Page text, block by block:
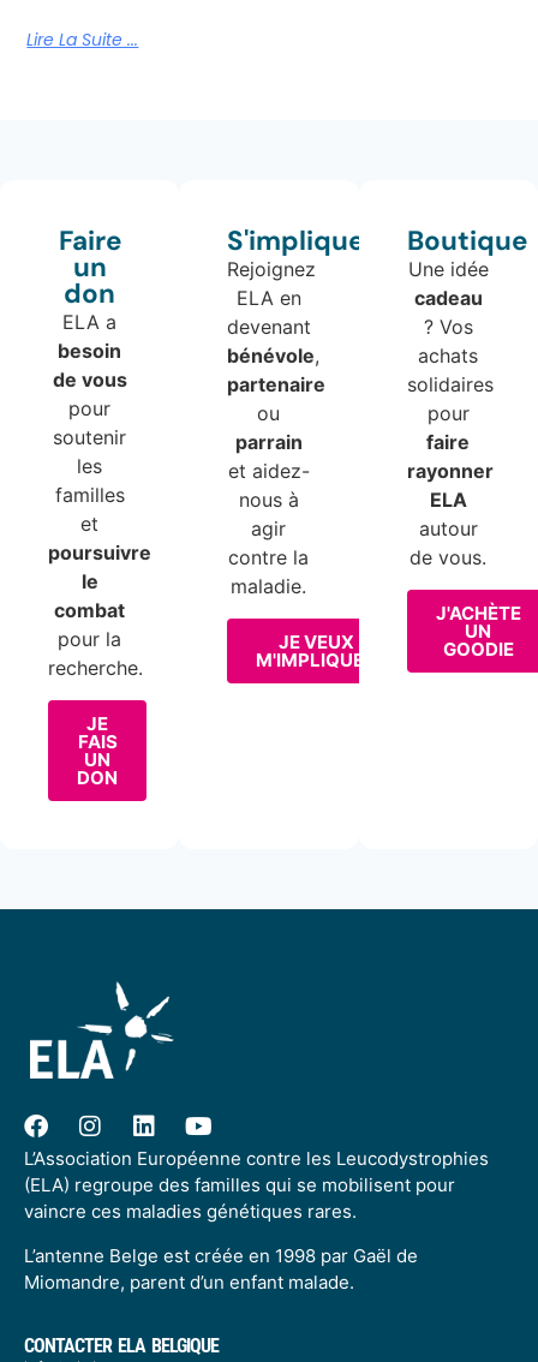
Lire La Suite ...
Faire
un
don
ELA a
besoin
de vous
pour
soutenir
les
familles
et
poursuivre
le
combat
pour la
recherche.
JE
FAIS
UN
DON
S'impliquer
Rejoignez
ELA en
devenant
bénévole,
partenaire
ou
parrain
et aidez-
nous à
agir
contre la
maladie.
JE VEUX
M'IMPLIQUER
Boutique
Une idée
cadeau
? Vos
achats
solidaires
pour
faire
rayonner
ELA
autour
de vous.
J'ACHÈTE
UN
GOODIE
L’Association Européenne contre les Leucodystrophies
(ELA) regroupe des familles qui se mobilisent pour
vaincre ces maladies génétiques rares.
L’antenne Belge est créée en 1998 par Gaël de
Miomandre, parent d’un enfant malade.
CONTACTER ELA BELGIQUE